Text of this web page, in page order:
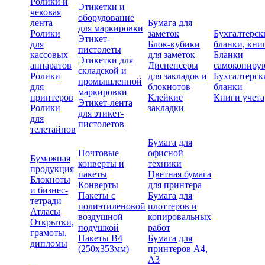
чековая
лента
Ролики
для
кассовых
аппаратов
Ролики
для
принтеров
Ролики
для
телетайпов
Этикетки и
оборудование
для маркировки
Этикет-
пистолеты
Этикетки для
складской и
промышленной
маркировки
Этикет-лента
для этикет-
пистолетов
Бумага для
заметок
Блок-кубики
для заметок
Диспенсеры
для закладок и
блокнотов
Клейкие
закладки
бланки,
Бланки
бланки
Книги учета
Бумажная
продукция
Блокноты
и бизнес-
тетради
Атласы
Открытки,
грамоты,
дипломы
Почтовые
конверты и
пакеты
Конверты
Пакеты с
полиэтиленовой
воздушной
подушкой
Пакеты В4
(250х353мм)
Бумага для
офисной
техники
Цветная бумага
для принтера
Бумага для
плоттеров и
копировальных
работ
Бумага для
принтеров А4,
А3